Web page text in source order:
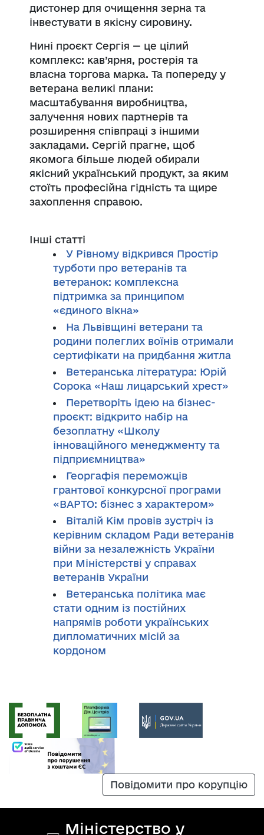
дистонер для очищення зерна та
інвестувати в якісну сировину.
Нині проєкт Сергія — це цілий
комплекс: кав’ярня, ростерія та
власна торгова марка. Та попереду у
ветерана великі плани:
масштабування виробництва,
залучення нових партнерів та
розширення співпраці з іншими
закладами. Сергій прагне, щоб
якомога більше людей обирали
якісний український продукт, за яким
стоїть професійна гідність та щире
захоплення справою.
Інші статті
У Рівному відкрився Простір
турботи про ветеранів та
ветеранок: комплексна
підтримка за принципом
«єдиного вікна»
На Львівщині ветерани та
родини полеглих воїнів отримали
сертифікати на придбання житла
Ветеранська література: Юрій
Сорока «Наш лицарський хрест»
Перетворіть ідею на бізнес-
проєкт: відкрито набір на
безоплатну «Школу
інноваційного менеджменту та
підприємництва»
Георгафія переможців
грантової конкурсної програми
«ВАРТО: бізнес з характером»
Віталій Кім провів зустріч із
керівним складом Ради ветеранів
війни за незалежність України
при Міністерстві у справах
ветеранів України
Ветеранська політика має
стати одним із постійних
напрямів роботи українських
дипломатичних місій за
кордоном
Повідомити про корупцію
Міністерство у